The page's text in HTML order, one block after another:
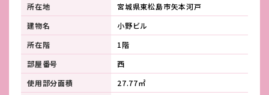
所在地
宮城県東松島市矢本河戸
建物名
小野ビル
所在階
1階
部屋番号
西
使用部分面積
27.77㎡